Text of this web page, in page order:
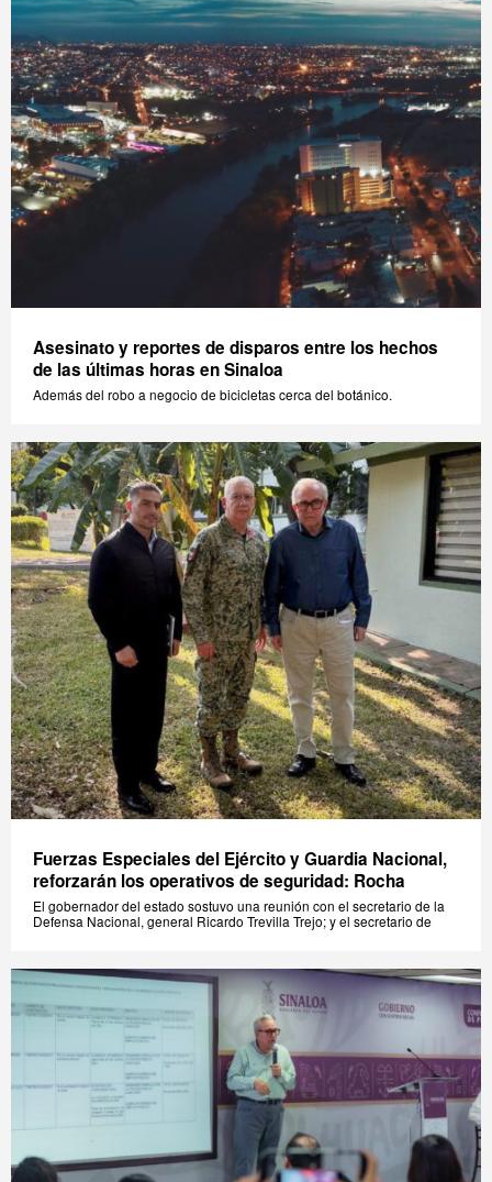
Asesinato y reportes de disparos entre los hechos
de las últimas horas en Sinaloa
Además del robo a negocio de bicicletas cerca del botánico.
Fuerzas Especiales del Ejército y Guardia Nacional,
reforzarán los operativos de seguridad: Rocha
El gobernador del estado sostuvo una reunión con el secretario de la
Defensa Nacional, general Ricardo Trevilla Trejo; y el secretario de